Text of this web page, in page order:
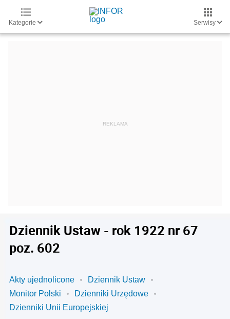
Kategorie Serwisy
Dziennik Ustaw - rok 1922 nr 67
poz. 602
Akty ujednolicone
Dziennik Ustaw
Monitor Polski
Dzienniki Urzędowe
Dzienniki Unii Europejskiej